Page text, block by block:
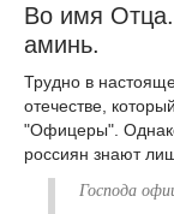
Во имя
аминь.
Трудно в
отечестве,
"Офицеры".
россиян знают
Господа